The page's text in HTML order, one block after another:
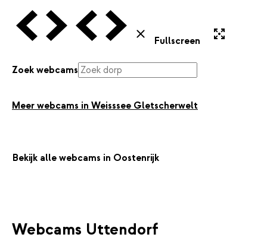
Vorige Webcam
Volgende Webcam
Vorige Webcam
Volgende Webcam
Sluiten
Fullscreen
Zoek webcams
Meer webcams in Weisssee Gletscherwelt
Bekijk alle webcams in Oostenrijk
Webcams Uttendorf